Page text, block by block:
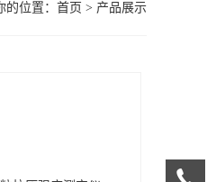
的位置： 首页 > 产品展示